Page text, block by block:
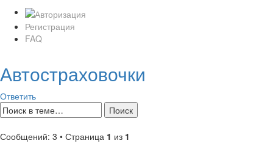
Регистрация
FAQ
Автостраховочки
Ответить
Сообщений: 3 • Страница 1 из 1